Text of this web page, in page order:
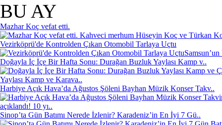
BU AY
Mazhar Koç vefat etti.
Kahveci merhum Hüseyin Koç ve Türkan
Vezirköprü'de Kontrolden Çıkan Otomobil Tarlaya Uçtu
Doğayla İç İçe Bir Hafta Sonu: Durağan Buzluk Yaylası Kamp v..
Yaylası Kamp ve Karava..
Harbiye Açık Hava’da Ağustos Şöleni Bayhan Müzik Konser Takv..
açıklandı! 10 yı..
Sinop’ta Gün Batımı Nerede İzlenir? Karadeniz’in En İyi 7 Gü..